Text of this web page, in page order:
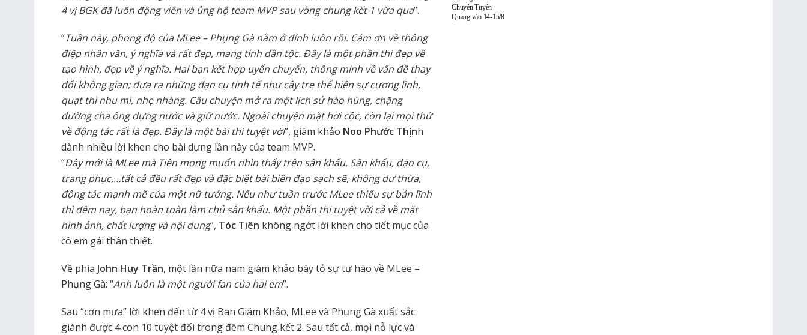
4 vị BGK đã luôn động viên và ủng hộ team MVP sau vòng chung kết 1 vừa qua”.
“Tuần này, phong độ của MLee – Phụng Gà nằm ở đỉnh luôn rồi. Cám ơn về thông
điệp nhân văn, ý nghĩa và rất đẹp, mang tính dân tộc. Đây là một phần thi đẹp về
tạo hình, đẹp về ý nghĩa. Hai bạn kết hợp uyển chuyển, thông minh về vấn đề thay
đổi không gian; đưa ra những đạo cụ tinh tế như cây tre thể hiện sự cương lĩnh,
quạt thì nhu mì, nhẹ nhàng. Câu chuyện mở ra một lịch sử hào hùng, chặng
đường cha ông dựng nước và giữ nước. Ngoài chuyện mặt hơi cộc, còn lại mọi thứ
về động tác rất là đẹp. Đây là một bài thi tuyệt vời”, giám khảo Noo Phước Thịnh
dành nhiều lời khen cho bài dựng lần này của team MVP.
“Đây mới là MLee mà Tiên mong muốn nhìn thấy trên sân khấu. Sân khấu, đạo cụ,
trang phục,…tất cả đều rất đẹp và đặc biệt bài biên đạo sạch sẽ, không dư thừa,
động tác mạnh mẽ của một nữ tướng. Nếu như tuần trước MLee thiếu sự bản lĩnh
thì đêm nay, bạn hoàn toàn làm chủ sân khấu. Một phần thi tuyệt vời cả về mặt
hình ảnh, chất lượng và nội dung”, Tóc Tiên không ngớt lời khen cho tiết mục của
cô em gái thân thiết.
Về phía John Huy Trần, một lần nữa nam giám khảo bày tỏ sự tự hào về MLee –
Phụng Gà: “Anh luôn là một người fan của hai em”.
Sau “cơn mưa” lời khen đến từ 4 vị Ban Giám Khảo, MLee và Phụng Gà xuất sắc
giành được 4 con 10 tuyệt đối trong đêm Chung kết 2. Sau tất cả, mọi nỗ lực và
Chuyên Tuyên
Quang vào 14-15/8